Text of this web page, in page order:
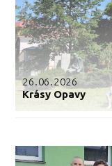
26.06.2026
Krásy Opavy